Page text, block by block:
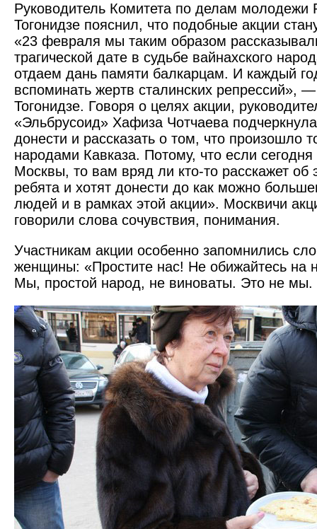
Руководитель Комитета по делам молодежи
Тогонидзе пояснил, что подобные акции
«23 февраля мы таким образом
трагической дате в судьбе вайнахского
отдаем дань памяти балкарцам. И каждый
вспоминать жертв сталинских репрессий»,
Тогонидзе. Говоря о целях акции,
«Эльбрусоид» Хафиза Чотчаева
донести и рассказать о том, что произошло
народами Кавказа. Потому, что если сегодня
Москвы, то вам вряд ли кто-то расскажет об
ребята и хотят донести до как можно
людей и в рамках этой акции». Москвичи
говорили слова сочувствия, понимания.
Участникам акции особенно запомнились
женщины: «Простите нас! Не обижайтесь на
Мы, простой народ, не виноваты. Это не